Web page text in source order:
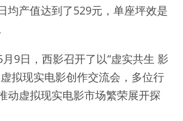
均产值达到了529元，单座坪效是
9日，西影召开了以“虚实共生 影
拟现实电影创作交流会，多位行
动虚拟现实电影市场繁荣展开探